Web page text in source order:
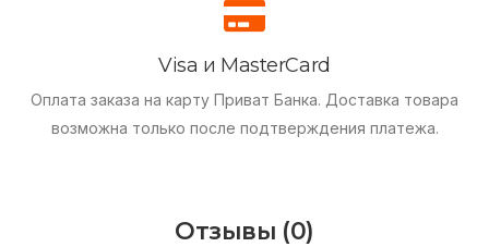
Visa и MasterCard
Оплата заказа на карту Приват Банка. Доставка товара
возможна только после подтверждения платежа.
Отзывы (0)